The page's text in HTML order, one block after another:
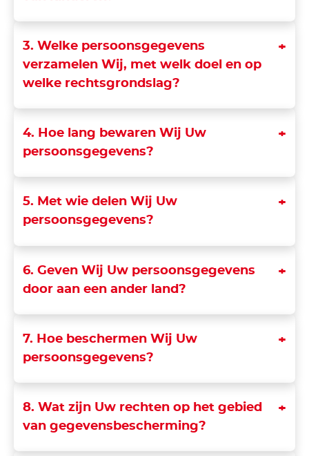
3. Welke persoonsgegevens
verzamelen Wij, met welk doel en op
welke rechtsgrondslag?
4. Hoe lang bewaren Wij Uw
persoonsgegevens?
5. Met wie delen Wij Uw
persoonsgegevens?
6. Geven Wij Uw persoonsgegevens
door aan een ander land?
7. Hoe beschermen Wij Uw
persoonsgegevens?
8. Wat zijn Uw rechten op het gebied
van gegevensbescherming?